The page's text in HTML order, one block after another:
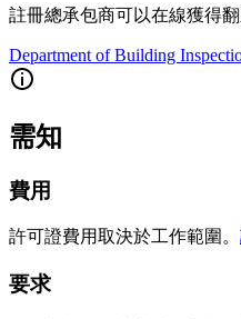
註冊總承包商可以在線獲得
Department of Building
需知
費用
許可證費用取決於工作範圍。
要求